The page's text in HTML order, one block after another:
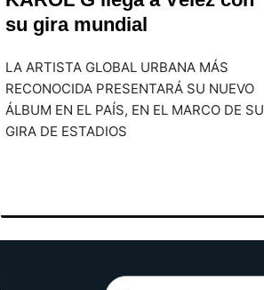
su gira mundial
LA ARTISTA GLOBAL URBANA MÁS
RECONOCIDA PRESENTARÁ SU NUEVO
ÁLBUM EN EL PAÍS, EN EL MARCO DE SU
GIRA DE ESTADIOS